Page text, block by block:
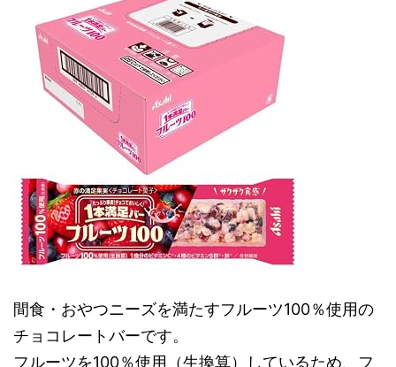
間食・おやつニーズを満たすフルーツ100％使用の
チョコレートバーです。
フルーツを100％使用（生換算）しているため、フ